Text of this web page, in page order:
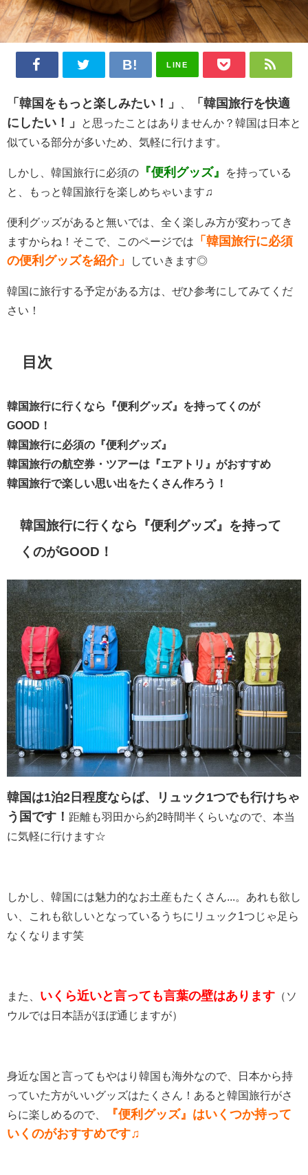
LINE
「韓国をもっと楽しみたい！」
「韓国旅行を快適
にしたい！」
と思ったことはありませんか？韓国は日本と
似ている部分が多いため、気軽に行けます。
しかし、韓国旅行に必須の 『便利グッズ』
を持っている
と、もっと韓国旅行を楽しめちゃいます♫
便利グッズがあると無いでは、全く楽しみ方が変わってき
ますからね！そこで、このページでは
「韓国旅行に必須
の便利グッズを紹介」
していきます◎
韓国に旅行する予定がある方は、ぜひ参考にしてみてくだ
さい！
目次
韓国旅行に行くなら『便利グッズ』を持ってくのが
GOOD！
韓国旅行に必須の『便利グッズ』
韓国旅行の航空券・ツアーは『エアトリ』がおすすめ
韓国旅行で楽しい思い出をたくさん作ろう！
韓国旅行に行くなら『便利グッズ』を持って
くのがGOOD！
韓国は1泊2日程度ならば、リュック1つでも行けちゃ
う国です！ 距離も羽田から約2時間半くらいなので、本当
に気軽に行けます☆
しかし、韓国には魅力的なお土産もたくさん...。あれも欲し
い、これも欲しいとなっているうちにリュック1つじゃ足ら
なくなります笑
また、 いくら近いと言っても言葉の壁はあります （ソ
ウルでは日本語がほぼ通じますが）
身近な国と言ってもやはり韓国も海外なので、日本から持
っていた方がいいグッズはたくさん！あると韓国旅行がさ
らに楽しめるので、
『便利グッズ』はいくつか持って
いくのがおすすめです♫